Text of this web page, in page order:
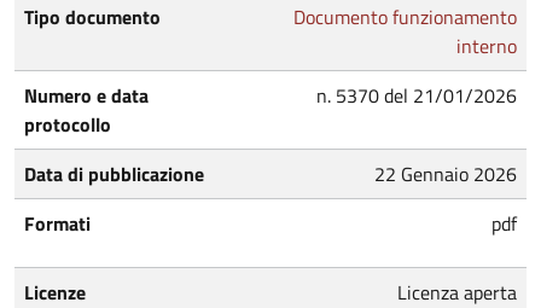
Tipo documento
Documento funzionamento
interno
Numero e data
protocollo
n. 5370 del 21/01/2026
Data di pubblicazione
22 Gennaio 2026
Formati
pdf
Licenze Licenza aperta